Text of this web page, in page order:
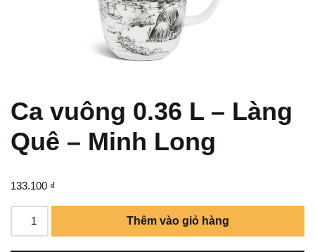
Ca vuông 0.36 L – Làng
Quê – Minh Long
133.100 ₫
Thêm vào giỏ hàng